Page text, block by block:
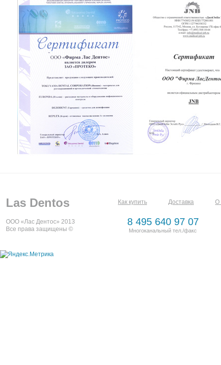
Las Dentos Как купить Доставка О
ООО «Лас Дентос» 2013
Все права защищены ©
8 495 640 97 07
Многоканальный тел./факс